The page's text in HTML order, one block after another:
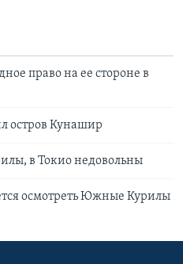
право на ее стороне в
остров Кунашир
в Токио недовольны
осмотреть Южные Курилы